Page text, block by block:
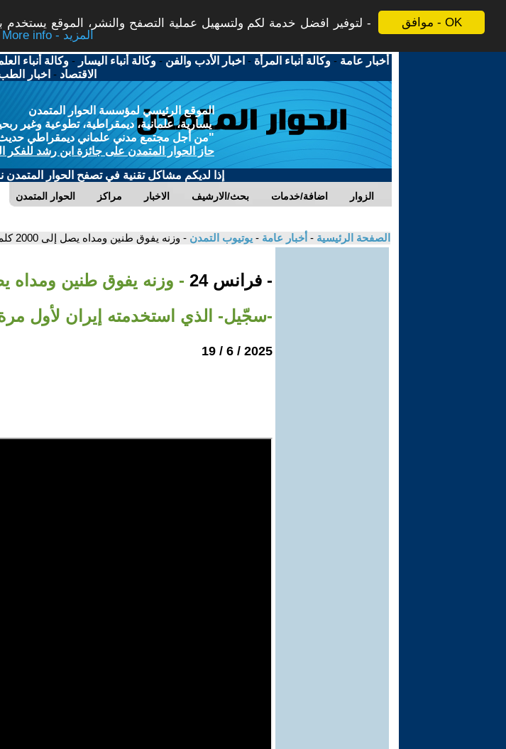
موافق - OK
لتوفير افضل خدمة لكم ولتسهيل عملية التصفح والنشر، الموقع
More info - المزيد
أخبار عامة -وكالة أنباء المرأة - اخبار الأدب والفن -وكالة أنباء اليسار -وكالة أنباء
الاقتصاد - اخبار
الموقع الرئيسي لمؤسسة الحوار المتمدن
يسارية، علمانية، ديمقراطية، تطوعية وغير
"من أجل مجتمع مدني علماني ديمقراطي حديث
حاز الحوار المتمدن على جائزة ابن رشد للفكر
إذا لديكم مشاكل تقنية في تصفح الحوار المتمدن
الحوار المتمدن مراكز الاخبار بحث/الارشيف اضافة/خدمات الزوار
الصفحة الرئيسية - أخبار عامة - يوتيوب التمدن - وزنه يفوق طنين ومداه يصل إلى 2000 كلم: ما هو صاروخ -سجّيل- الذي استخدمته إيران لأول مرة ضد إسرائيل؟
- فرانس 24
-سجّيل- الذي استخدمته إيران لأول
2025 / 6 / 19